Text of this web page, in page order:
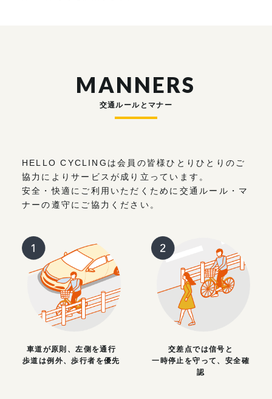
MANNERS
交通ルールとマナー
HELLO CYCLINGは会員の皆様ひとりひとりのご
協力によりサービスが成り立っています。
安全・快適にご利用いただくために交通ルール・マ
ナーの遵守にご協力ください。
車道が原則、左側を通行
歩道は例外、歩行者を優先
交差点では信号と
一時停止を守って、安全確
認